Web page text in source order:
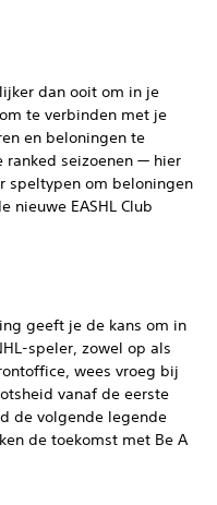
dan ooit om in je
te verbinden met je
en beloningen te
ranked seizoenen — hier
speltypen om beloningen
nieuwe EASHL Club
geeft je de kans om in
speler, zowel op als
wees vroeg bij
vanaf de eerste
de volgende legende
de toekomst met Be A